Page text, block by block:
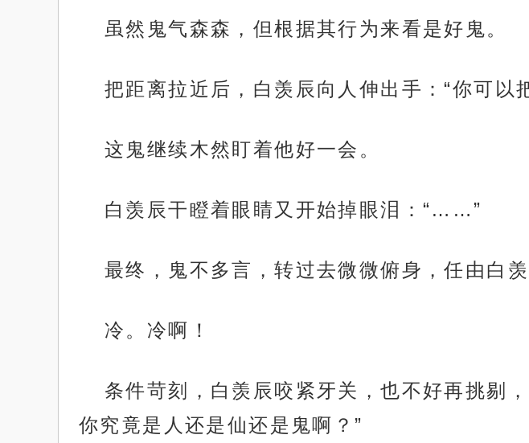
虽然鬼气森森，但根据其行为来看是好鬼。
把距离拉近后，白羡辰向人伸出手：“你可以
这鬼继续木然盯着他好一会。
白羡辰干瞪着眼睛又开始掉眼泪：“……”
最终，鬼不多言，转过去微微俯身，任由白
冷。冷啊！
条件苛刻，白羡辰咬紧牙关，也不好再挑剔
你究竟是人还是仙还是鬼啊？”